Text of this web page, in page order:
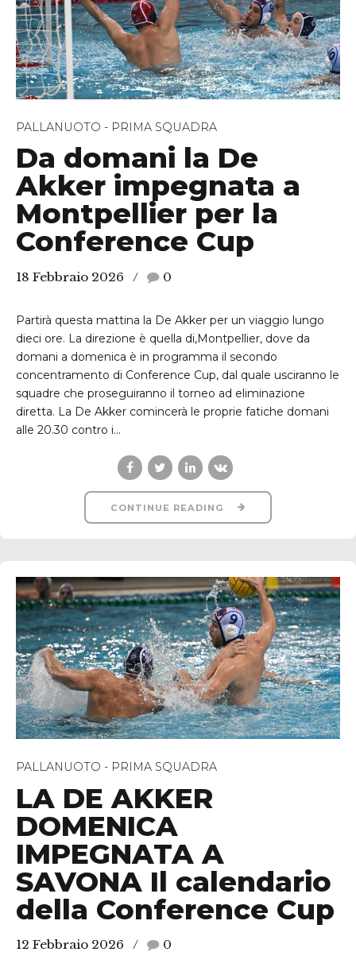
PALLANUOTO - PRIMA SQUADRA
Da domani la De
Akker impegnata a
Montpellier per la
Conference Cup
18 Febbraio 2026 0
Partirà questa mattina la De Akker per un viaggio lungo
dieci ore. La direzione è quella di,Montpellier, dove da
domani a domenica è in programma il secondo
concentramento di Conference Cup, dal quale usciranno le
squadre che proseguiranno il torneo ad eliminazione
diretta. La De Akker comincerà le proprie fatiche domani
alle 20.30 contro i...
CONTINUE READING
PALLANUOTO - PRIMA SQUADRA
LA DE AKKER
DOMENICA
IMPEGNATA A
SAVONA Il calendario
della Conference Cup
12 Febbraio 2026 0